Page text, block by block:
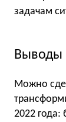
задачам
Выводы
Можно
2022 года: